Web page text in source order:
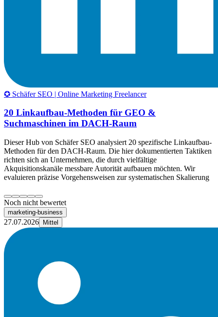
✪ Schäfer SEO | Online Marketing Freelancer
20 Linkaufbau-Methoden für GEO &
Suchmaschinen im DACH-Raum
Dieser Hub von Schäfer SEO analysiert 20 spezifische Linkaufbau-
Methoden für den DACH-Raum. Die hier dokumentierten Taktiken
richten sich an Unternehmen, die durch vielfältige
Akquisitionskanäle messbare Autorität aufbauen möchten. Wir
evaluieren präzise Vorgehensweisen zur systematischen Skalierung
Noch nicht bewertet
marketing-business
27.07.2026 Mittel